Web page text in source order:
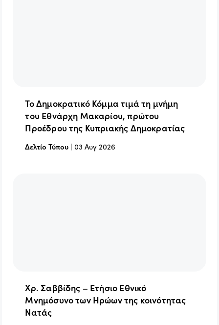
Το Δημοκρατικό Κόμμα τιμά τη μνήμη
του Εθνάρχη Μακαρίου, πρώτου
Προέδρου της Κυπριακής Δημοκρατίας
Δελτίο Τύπου |03 Αυγ 2026
Χρ. Σαββίδης – Ετήσιο Εθνικό
Μνημόσυνο των Ηρώων της κοινότητας
Νατάς